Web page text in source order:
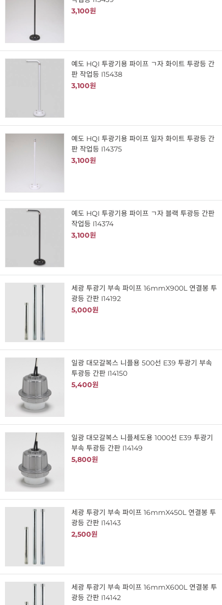
3,100원
예도 HQI 투광기용 파이프 ㄱ자 화이트 투광등 간
판 작업등 I15438
3,100원
예도 HQI 투광기용 파이프 일자 화이트 투광등 간
판 작업등 I14375
3,100원
예도 HQI 투광기용 파이프 ㄱ자 블랙 투광등 간판
작업등 I14374
3,100원
세광 투광기 부속 파이프 16mmX900L 연결봉 투
광등 간판 I14192
5,000원
일광 대모갈복스 니플용 500선 E39 투광기 부속
투광등 간판 I14150
5,400원
일광 대모갈복스 니플세도용 1000선 E39 투광기
부속 투광등 간판 I14149
5,800원
세광 투광기 부속 파이프 16mmX450L 연결봉 투
광등 간판 I14143
2,500원
세광 투광기 부속 파이프 16mmX600L 연결봉 투
광등 간판 I14142